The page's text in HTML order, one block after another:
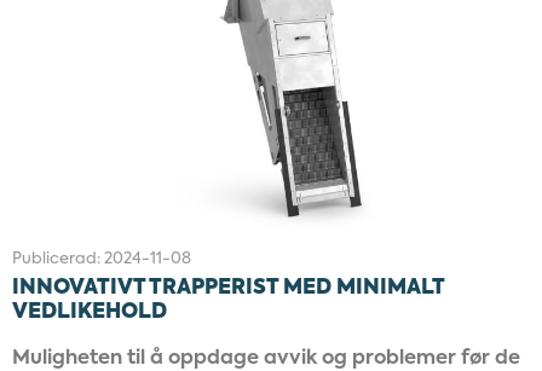
Publicerad: 2024-11-08
INNOVATIVT T RAPPERISTMED MINIMALT
VEDLIKEHOLD
Muligheten til å oppdage avvik og problemer før de